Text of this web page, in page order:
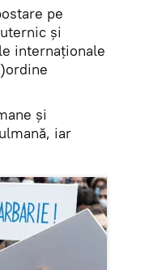
pe
și
internaționale
și
iar